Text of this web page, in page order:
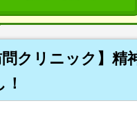
問クリニック】